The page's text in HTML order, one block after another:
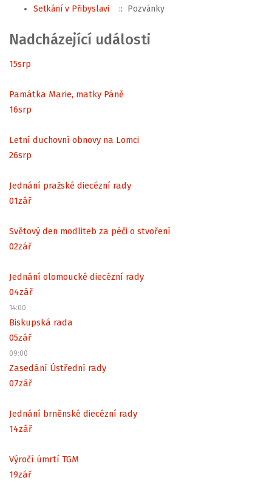
Setkání v Přibyslavi
:: Pozvánky
Nadcházející události
15srp
Památka Marie, matky Páně
16srp
Letní duchovní obnovy na Lomci
26srp
Jednání pražské diecézní rady
01zář
Světový den modliteb za péči o stvoření
02zář
Jednání olomoucké diecézní rady
04zář
14:00
Biskupská rada
05zář
09:00
Zasedání Ústřední rady
07zář
Jednání brněnské diecézní rady
14zář
Výročí úmrtí TGM
19zář